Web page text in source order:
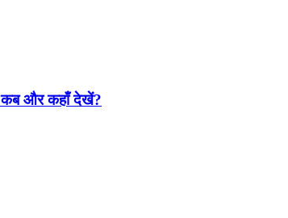
कब और कहाँ देखें?